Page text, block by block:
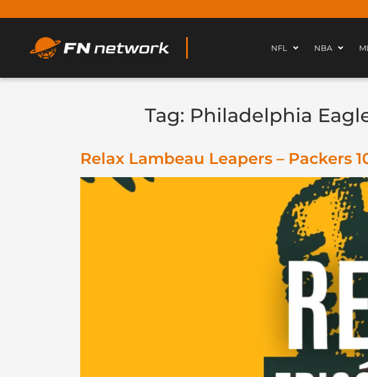
NFL NBA
Tag: Philadelphia
Relax Lambeau Leapers – Packers